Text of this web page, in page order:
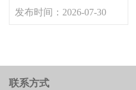
分”！
发布时间：2026-07-30
联系方式